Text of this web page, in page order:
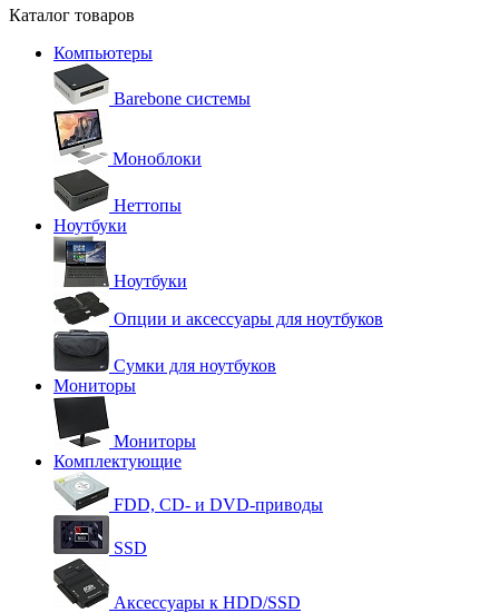
Каталог товаров
Компьютеры
Barebone системы
Моноблоки
Неттопы
Ноутбуки
Ноутбуки
Опции и аксессуары для ноутбуков
Сумки для ноутбуков
Мониторы
Мониторы
Комплектующие
FDD, CD- и DVD-приводы
SSD
Аксессуары к HDD/SSD